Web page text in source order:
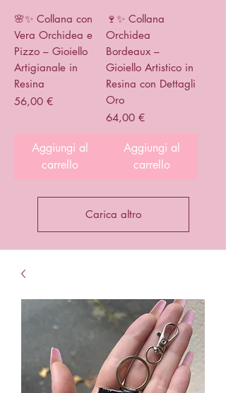
🌸✨ Collana con
Vera Orchidea e
Pizzo – Gioiello
Artigianale in
Resina
Prezzo
56,00 €
Aggiungi al
carrello
🍷✨ Collana
Orchidea
Bordeaux –
Gioiello Artistico in
Resina con Dettagli
Oro
Prezzo
64,00 €
Aggiungi al
carrello
Carica altro